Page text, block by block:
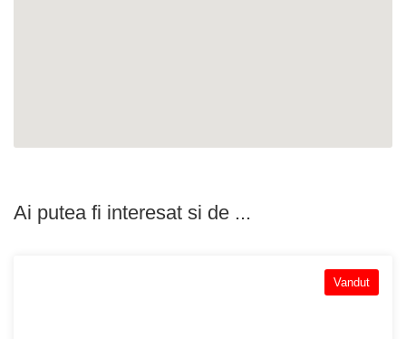
Ai putea fi interesat si de ...
Vandut